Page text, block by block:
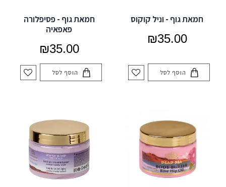
חמאת גוף - וניל קוקוס
₪35.00
הוסף לסל
חמאת גוף - פסיפלורה
פאפאיה
₪35.00
הוסף לסל